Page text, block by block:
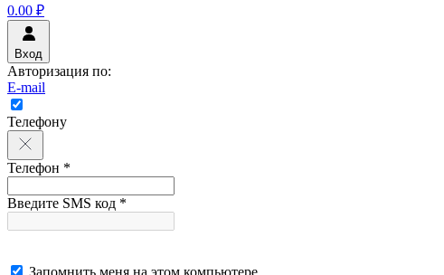
0.00 ₽
Вход
Авторизация по:
E-mail
Телефону
Телефон *
Введите SMS код *
Запомнить меня на этом компьютере